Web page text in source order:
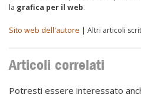
la grafica per il web.
Sito web dell'autore | Altri articoli
Articoli correlati
Potresti essere interessato